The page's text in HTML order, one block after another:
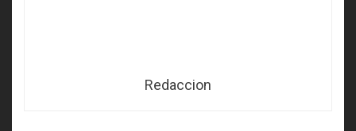
Redaccion